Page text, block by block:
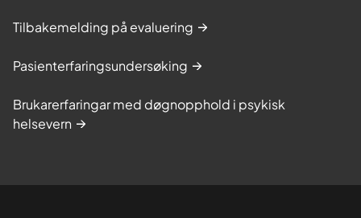
Tilbakemelding på evaluering
Pasienterfaringsundersøking
Brukarerfaringar med døgnopphold i psykisk
helsevern